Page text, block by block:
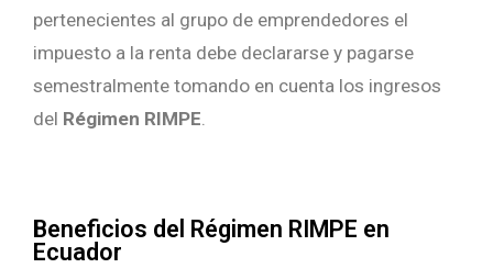
pertenecientes al grupo de emprendedores el
impuesto a la renta debe declararse y pagarse
semestralmente tomando en cuenta los ingresos
del Régimen RIMPE.
Beneficios del Régimen RIMPE en
Ecuador